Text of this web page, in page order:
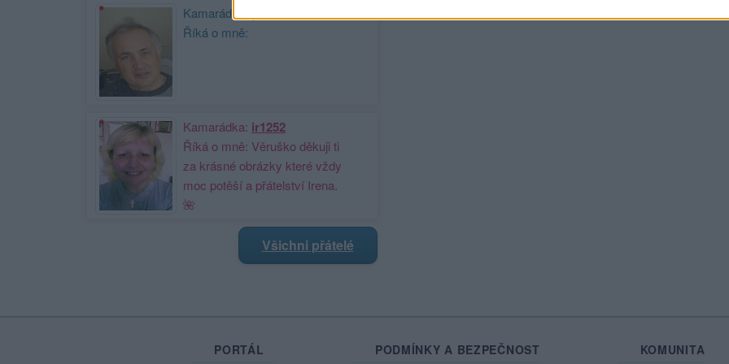
Kamarád:
Říká o mně:
Kamarádka: ir1252
Říká o mně: Věruško děkuji ti
za krásné obrázky které vždy
moc potěší a přátelství Irena.
🌺
Všichni přátelé
PORTÁL PODMÍNKY A BEZPEČNOST KOMUNITA